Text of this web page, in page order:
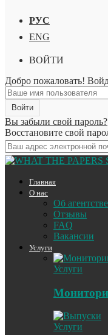
РУС
ENG
ВОЙТИ
Добро пожаловать!
Вы забыли свой пароль?
Восстановите свой
Главная
О нас
Об агентстве
Отзывы
FAQ
Вакансии
Услуги
Услуги
Услуги